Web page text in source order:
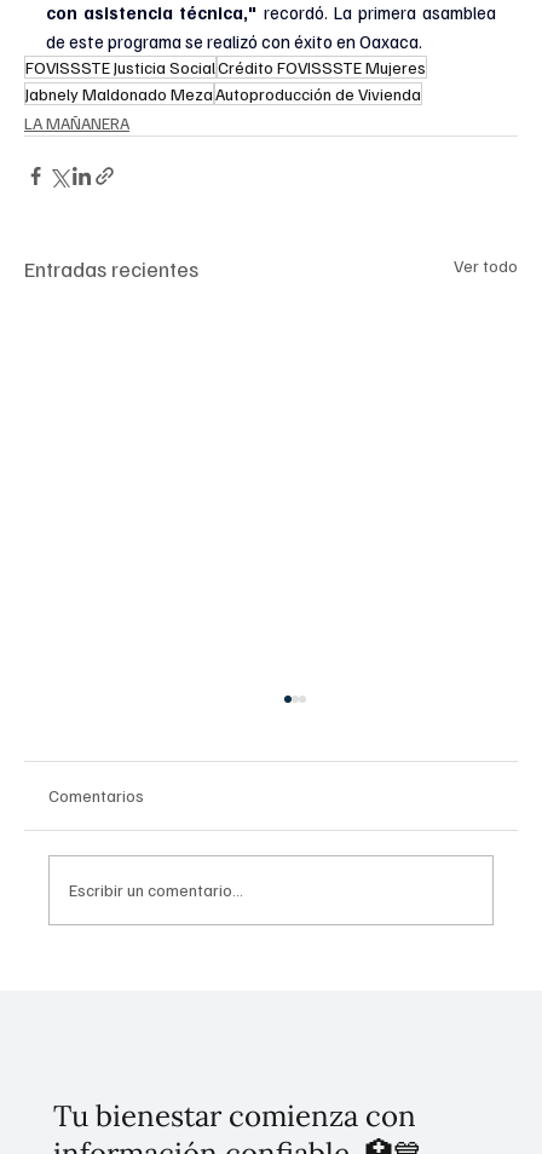
con asistencia técnica," recordó. La primera asamblea
de este programa se realizó con éxito en Oaxaca.
FOVISSSTE Justicia SocialCrédito FOVISSSTE Mujeres
Jabnely Maldonado MezaAutoproducción de Vivienda
LA MAÑANERA
Entradas recientes Ver todo
Comentarios
Escribir un comentario...
Tu bienestar comienza con